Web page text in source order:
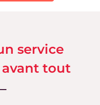
service
tout